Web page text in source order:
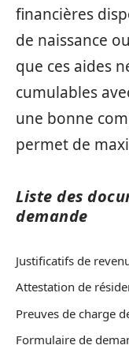
financières
de naissance
que ces aides
cumulables
une bonne
permet de
Liste des
demande
Justificatifs de
Attestation de
Preuves de charge
Formulaire de